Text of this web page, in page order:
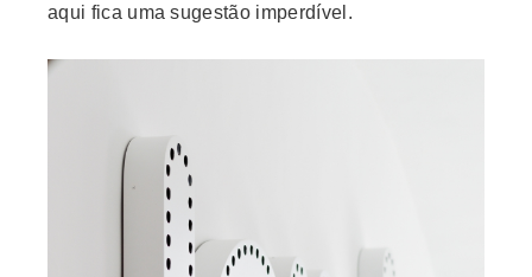
aqui fica uma sugestão imperdível.